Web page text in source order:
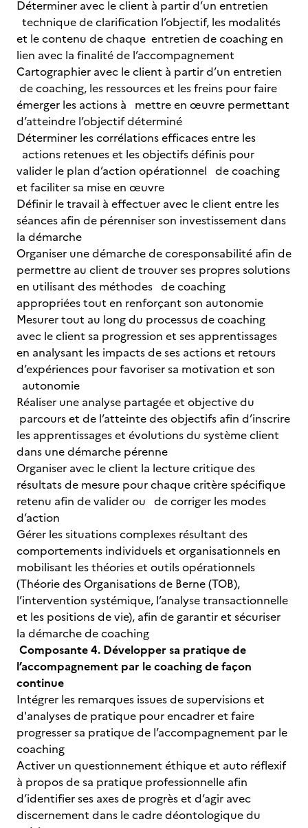
Déterminer avec le client à partir d’un entretien
technique de clarification l’objectif, les modalités
et le contenu de chaque entretien de coaching en
lien avec la finalité de l’accompagnement
Cartographier avec le client à partir d’un entretien
de coaching, les ressources et les freins pour faire
émerger les actions à mettre en œuvre permettant
d’atteindre l’objectif déterminé
Déterminer les corrélations efficaces entre les
actions retenues et les objectifs définis pour
valider le plan d’action opérationnel de coaching
et faciliter sa mise en œuvre
Définir le travail à effectuer avec le client entre les
séances afin de pérenniser son investissement dans
la démarche
Organiser une démarche de coresponsabilité afin de
permettre au client de trouver ses propres solutions
en utilisant des méthodes de coaching
appropriées tout en renforçant son autonomie
Mesurer tout au long du processus de coaching
avec le client sa progression et ses apprentissages
en analysant les impacts de ses actions et retours
d’expériences pour favoriser sa motivation et son
autonomie
Réaliser une analyse partagée et objective du
parcours et de l’atteinte des objectifs afin d’inscrire
les apprentissages et évolutions du système client
dans une démarche pérenne
Organiser avec le client la lecture critique des
résultats de mesure pour chaque critère spécifique
retenu afin de valider ou de corriger les modes
d’action
Gérer les situations complexes résultant des
comportements individuels et organisationnels en
mobilisant les théories et outils opérationnels
(Théorie des Organisations de Berne (TOB),
l’intervention systémique, l’analyse transactionnelle
et les positions de vie), afin de garantir et sécuriser
la démarche de coaching
Composante 4. Développer sa pratique de
l’accompagnement par le coaching de façon
continue
Intégrer les remarques issues de supervisions et
d'analyses de pratique pour encadrer et faire
progresser sa pratique de l’accompagnement par le
coaching
Activer un questionnement éthique et auto réflexif
à propos de sa pratique professionnelle afin
d’identifier ses axes de progrès et d’agir avec
discernement dans le cadre déontologique du